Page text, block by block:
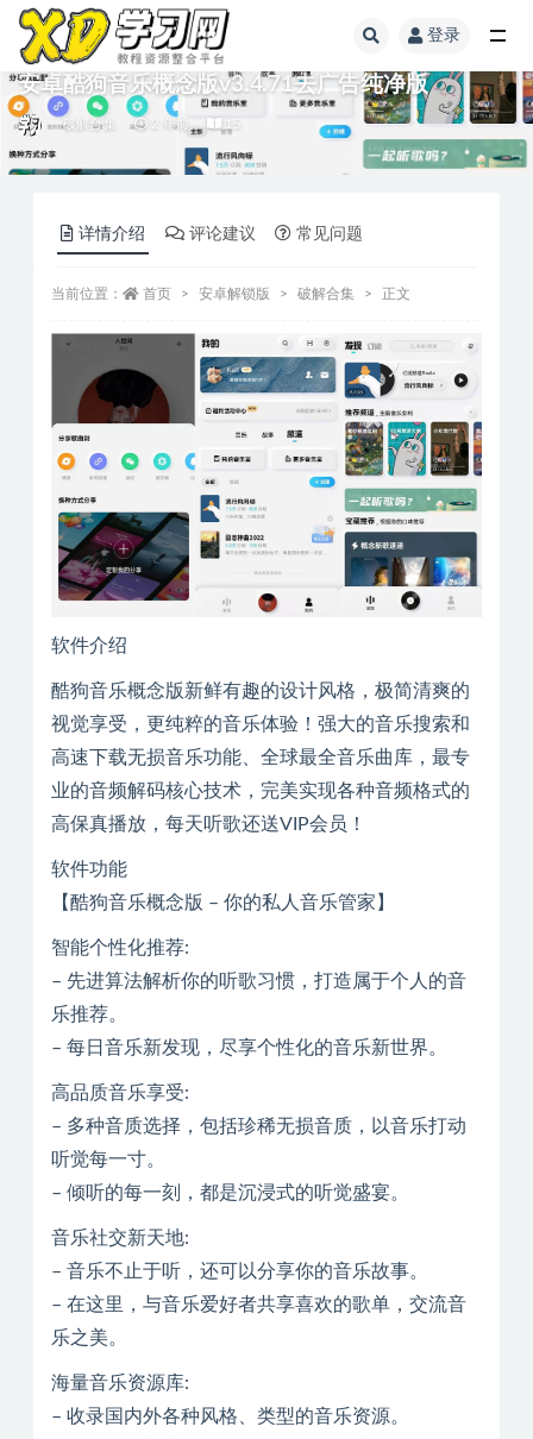
登录
安卓酷狗音乐概念版v3.4.71去广告纯净版
破解合集 2 年前 15
详情介绍 评论建议 常见问题
当前位置： 首页 安卓解锁版 破解合集 正文
软件介绍
酷狗音乐概念版新鲜有趣的设计风格，极简清爽的
视觉享受，更纯粹的音乐体验！强大的音乐搜索和
高速下载无损音乐功能、全球最全音乐曲库，最专
业的音频解码核心技术，完美实现各种音频格式的
高保真播放，每天听歌还送VIP会员！
软件功能
【酷狗音乐概念版 – 你的私人音乐管家】
智能个性化推荐:
– 先进算法解析你的听歌习惯，打造属于个人的音
乐推荐。
– 每日音乐新发现，尽享个性化的音乐新世界。
高品质音乐享受:
– 多种音质选择，包括珍稀无损音质，以音乐打动
听觉每一寸。
– 倾听的每一刻，都是沉浸式的听觉盛宴。
音乐社交新天地:
– 音乐不止于听，还可以分享你的音乐故事。
– 在这里，与音乐爱好者共享喜欢的歌单，交流音
乐之美。
海量音乐资源库:
– 收录国内外各种风格、类型的音乐资源。